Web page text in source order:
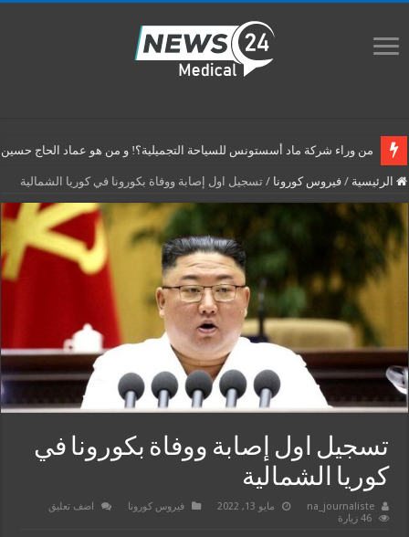
من وراء شركة ماد أسستونس للسياحة التجميلية؟! و من هو عماد الحاج حسين
الرئيسية / فيروس كورونا / تسجيل اول إصابة ووفاة بكورونا في كوريا الشمالية
تسجيل اول إصابة ووفاة بكورونا في
كوريا الشمالية
na_journaliste مايو 13, 2022 فيروس كورونا
اضف تعليق
46 زيارة